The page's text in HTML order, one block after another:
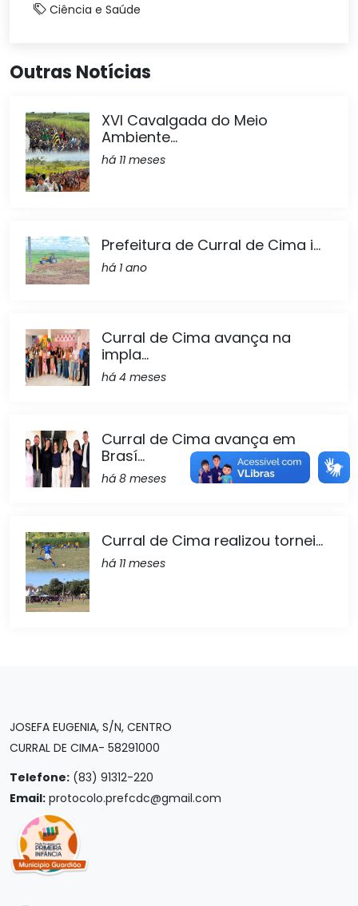
Ciência e Saúde
Outras Notícias
XVI Cavalgada do Meio
Ambiente...
há 11 meses
Prefeitura de Curral de Cima i...
há 1 ano
Curral de Cima avança na
impla...
há 4 meses
Curral de Cima avança em
Brasí...
há 8 meses
Curral de Cima realizou tornei...
há 11 meses
JOSEFA EUGENIA, S/N, CENTRO
CURRAL DE CIMA- 58291000
Telefone: (83) 91312-220
Email: protocolo.prefcdc@gmail.com